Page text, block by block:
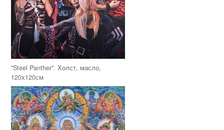
"Steel Panther". Холст, масло,
120х120см